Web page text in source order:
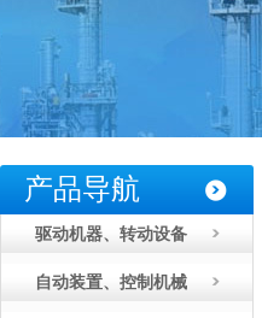
产品导航
驱动机器、转动设备
自动装置、控制机械